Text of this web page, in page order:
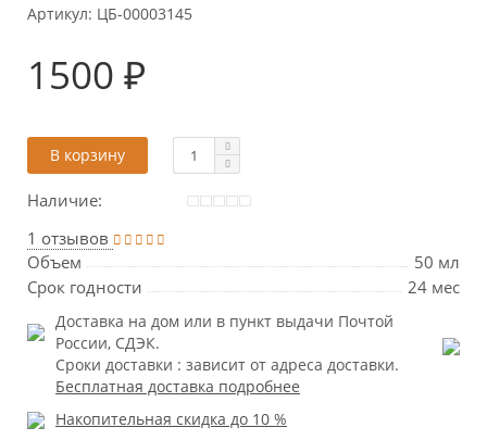
Артикул: ЦБ-00003145
1500 ₽
В корзину
Наличие:
1 отзывов
Объем
50 мл
Срок годности
24 мес
Доставка на дом или в пункт выдачи Почтой
России, СДЭК.
Сроки доставки : зависит от адреса доставки.
Бесплатная доставка подробнее
Накопительная скидка до 10 %